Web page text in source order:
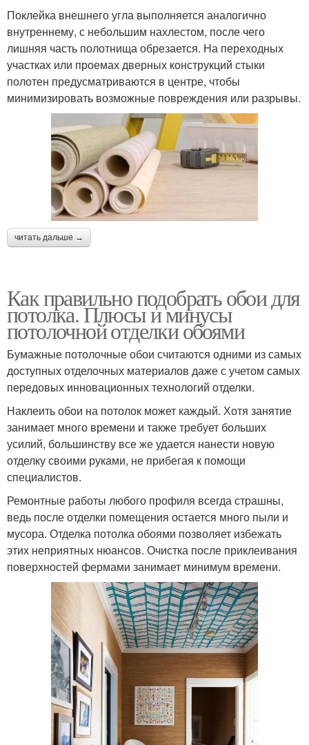
Поклейка внешнего угла выполняется аналогично
внутреннему, с небольшим нахлестом, после чего
лишняя часть полотнища обрезается. На переходных
участках или проемах дверных конструкций стыки
полотен предусматриваются в центре, чтобы
минимизировать возможные повреждения или разрывы.
читать дальше →
Как правильно подобрать обои для
потолка. Плюсы и минусы
потолочной отделки обоями
Бумажные потолочные обои считаются одними из самых
доступных отделочных материалов даже с учетом самых
передовых инновационных технологий отделки.
Наклеить обои на потолок может каждый. Хотя занятие
занимает много времени и также требует больших
усилий, большинству все же удается нанести новую
отделку своими руками, не прибегая к помощи
специалистов.
Ремонтные работы любого профиля всегда страшны,
ведь после отделки помещения остается много пыли и
мусора. Отделка потолка обоями позволяет избежать
этих неприятных нюансов. Очистка после приклеивания
поверхностей фермами занимает минимум времени.